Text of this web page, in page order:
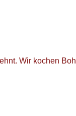
Wir kochen